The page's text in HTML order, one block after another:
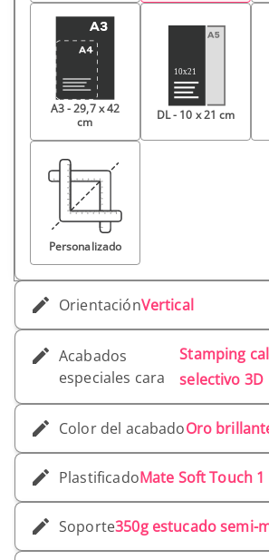
A3 - 29,7 x 42
cm
DL - 10 x 21 cm
Personalizado
OrientaciónVertical
Acabados
especiales cara
Stamping
selectivo 3D
Color del acabadoOro
PlastificadoMate Soft Touch 1
Soporte350g estucado semi-